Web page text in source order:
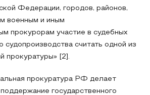
Федерации, городов, районов,
военным и иным
прокурорам участие в судебных
судопроизводства считать одной из
прокуратуры» [2].
прокуратура РФ делает
государственного